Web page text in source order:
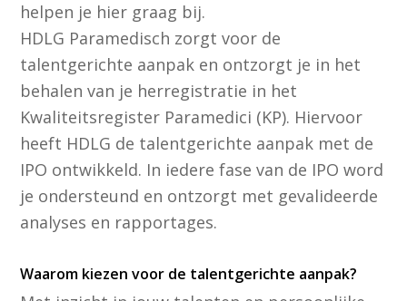
helpen je hier graag bij.
HDLG Paramedisch zorgt voor de
talentgerichte aanpak en ontzorgt je in het
behalen van je herregistratie in het
Kwaliteitsregister Paramedici (KP). Hiervoor
heeft HDLG de talentgerichte aanpak met de
IPO ontwikkeld. In iedere fase van de IPO word
je ondersteund en ontzorgt met gevalideerde
analyses en rapportages.
Waarom kiezen voor de talentgerichte aanpak?